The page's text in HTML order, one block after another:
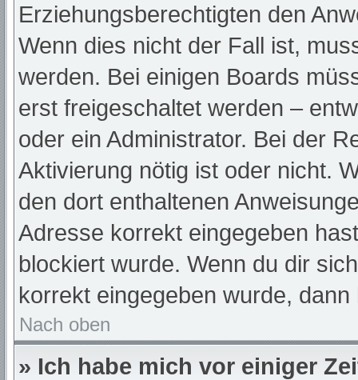
Erziehungsberechtigten den
Wenn dies nicht der Fall ist,
werden. Bei einigen Boards
erst freigeschaltet werden –
oder ein Administrator. Bei der
Aktivierung nötig ist oder nicht.
den dort enthaltenen
Adresse korrekt eingegeben
blockiert wurde. Wenn du dir
korrekt eingegeben wurde,
Nach oben
» Ich habe mich vor einiger